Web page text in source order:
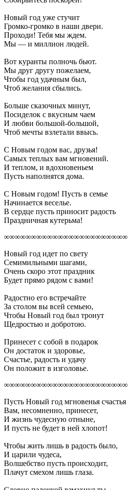
Новый год уже стучит
Громко-громко в наши двери.
Проходи! Тебя мы ждем.
Мы — и миллион людей.
Вот куранты полночь бьют.
Мы друг другу пожелаем,
Чтобы год удачным был,
Чтоб желания сбылись.
Больше сказочных минут,
Посиделок с вкусным чаем
И любви большой-большой,
Чтоб мечты взлетали ввысь.
С Новым годом вас, друзья!
Самых теплых вам мгновений.
И теплом, и вдохновеньем
Пусть наполнятся дома.
С Новым годом! Пусть в семье
Начинается веселье.
В сердце пусть приносит радость
Праздничная кутерьма!
∞∞∞∞∞∞∞∞∞∞∞∞∞∞∞∞∞∞∞∞∞∞∞
Новый год идет по свету
Семимильными шагами,
Очень скоро этот праздник
Будет прямо рядом с вами!
Радостно его встречайте
За столом вы всей семьею,
Чтобы Новый год был тронут
Щедростью и добротою.
Принесет с собой в подарок
Он достаток и здоровье,
Счастье, радость и удачу
Он положит в изголовье.
∞∞∞∞∞∞∞∞∞∞∞∞∞∞∞∞∞∞∞∞∞∞∞
Пусть Новый год мгновенья счастья
Вам, несомненно, принесет,
И жизнь чудесную отныне,
И пусть не будет в ней хлопот!
Чтобы жить лишь в радость было,
И царили чудеса,
Волшебство пусть происходит,
Плачут смехом лишь глаза.